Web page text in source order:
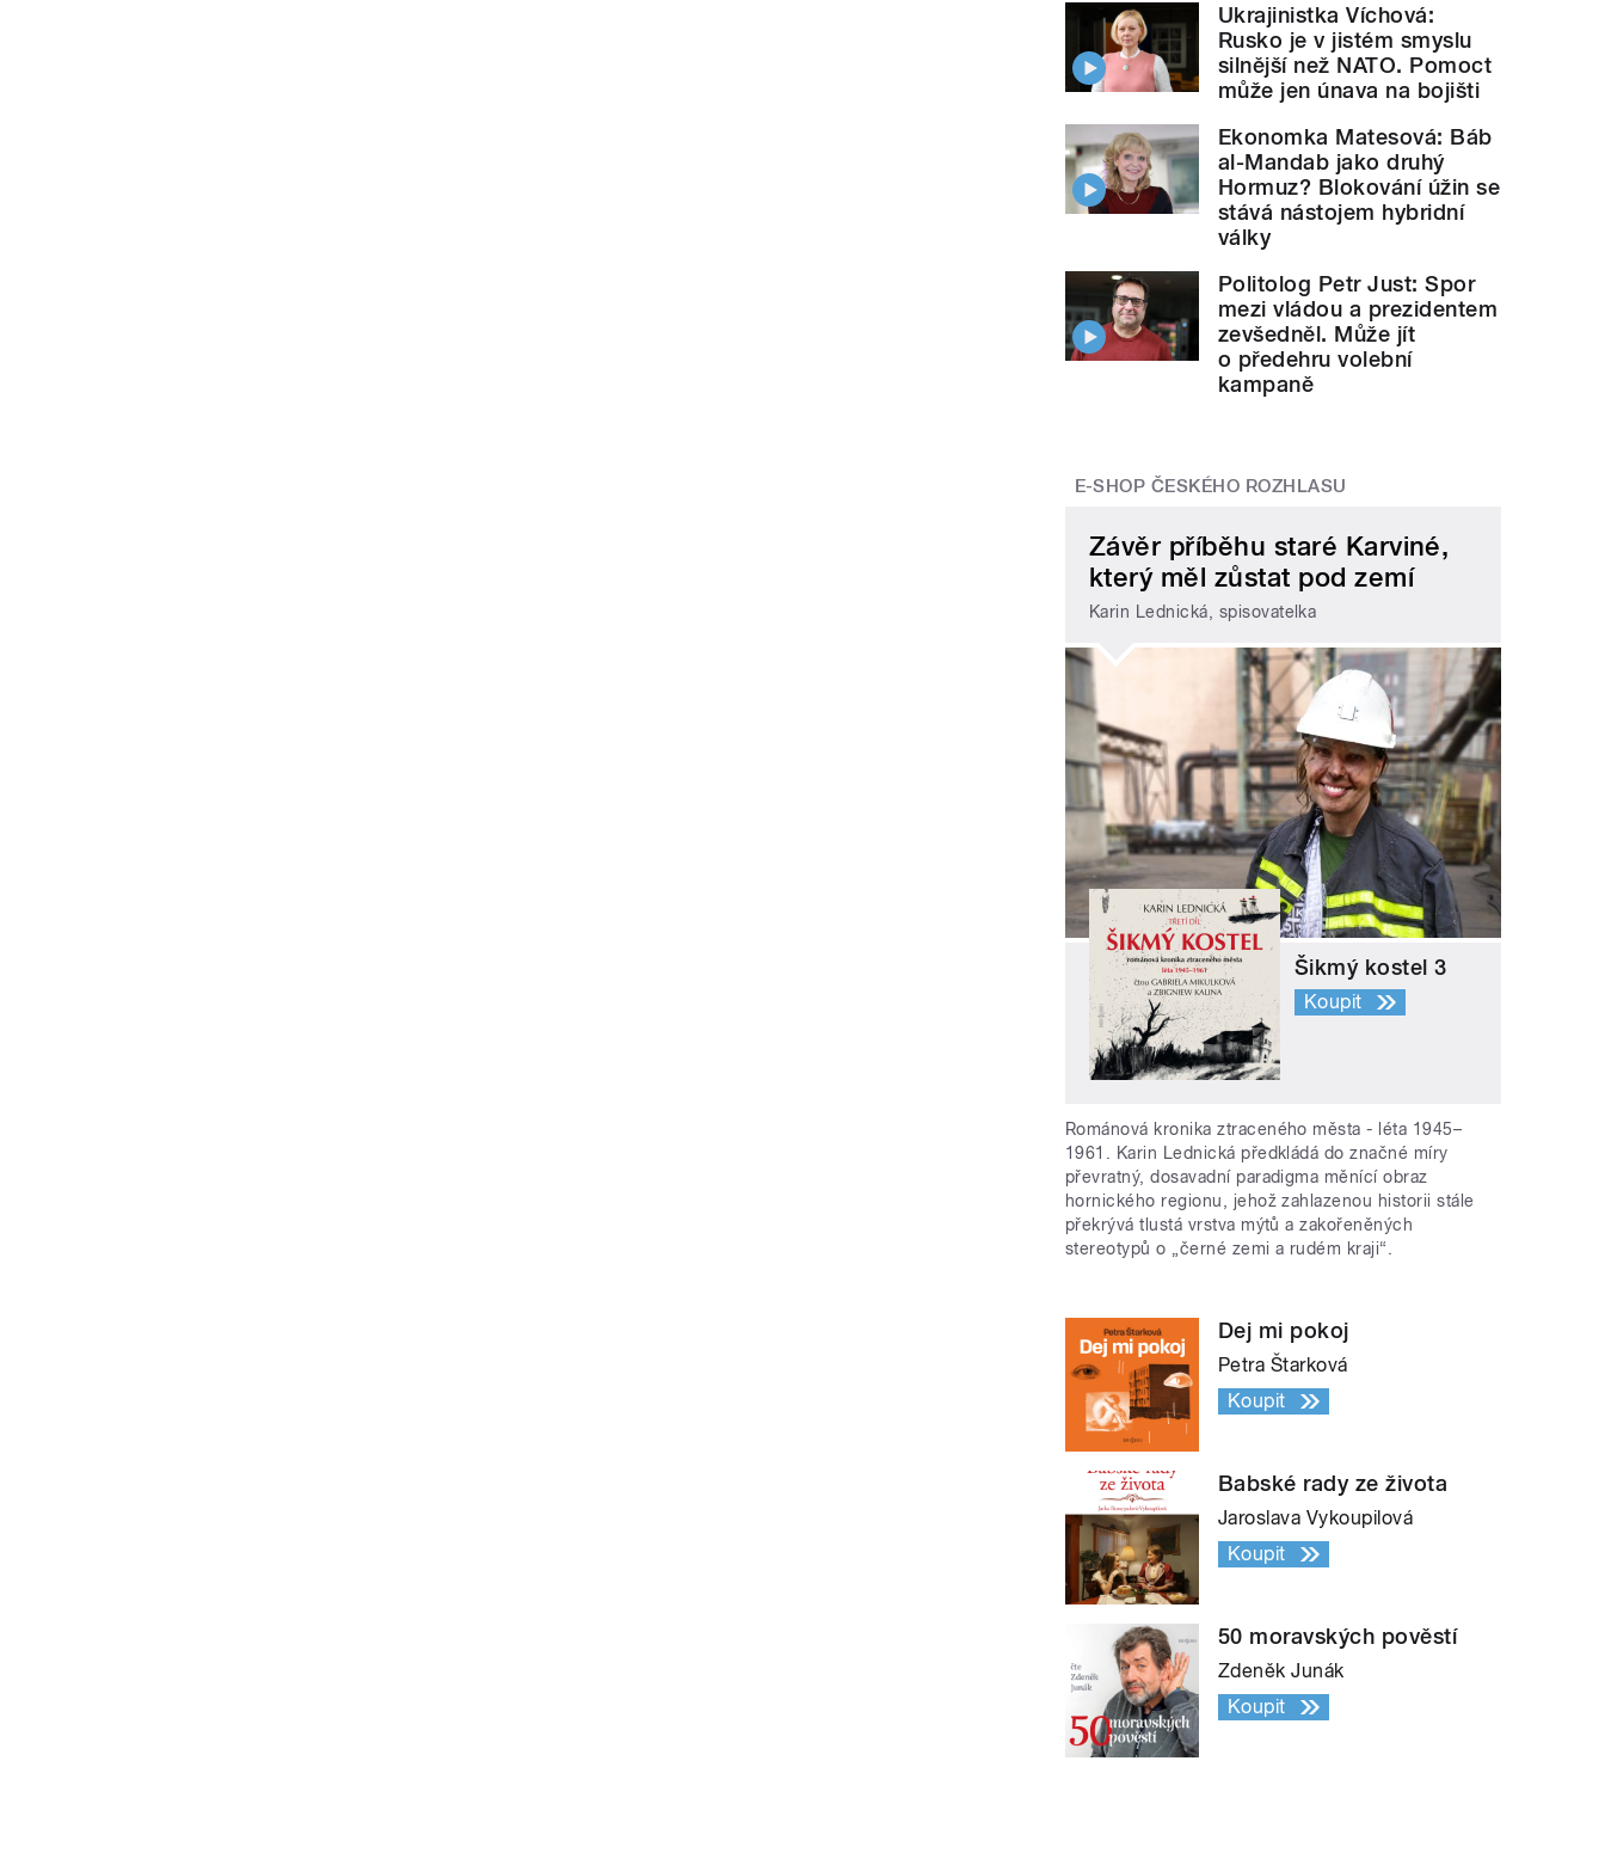
Ukrajinistka Víchová:
Rusko je v jistém smyslu
silnější než NATO. Pomoct
může jen únava na bojišti
Ekonomka Matesová: Báb
al-Mandab jako druhý
Hormuz? Blokování úžin se
stává nástojem hybridní
války
Politolog Petr Just: Spor
mezi vládou a prezidentem
zevšedněl. Může jít
o předehru volební
kampaně
E-SHOP ČESKÉHO ROZHLASU
Závěr příběhu staré Karviné,
který měl zůstat pod zemí
Karin Lednická, spisovatelka
Šikmý kostel 3
Koupit
Románová kronika ztraceného města - léta 1945–
1961. Karin Lednická předkládá do značné míry
převratný, dosavadní paradigma měnící obraz
hornického regionu, jehož zahlazenou historii stále
překrývá tlustá vrstva mýtů a zakořeněných
stereotypů o „černé zemi a rudém kraji“.
Dej mi pokoj
Petra Štarková
Koupit
Babské rady ze života
Jaroslava Vykoupilová
Koupit
50 moravských pověstí
Zdeněk Junák
Koupit